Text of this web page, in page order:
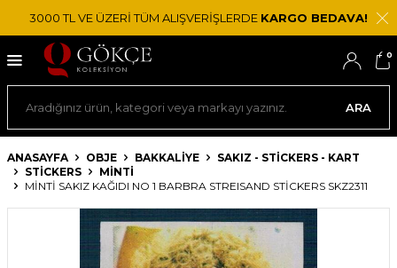
3000 TL VE ÜZERİ TÜM ALIŞVERİŞLERDE KARGO BEDAVA!
ARA
0
ANASAYFA OBJE BAKKALIYE
SAKIZ - STICKERS - KART
STICKERS
MINTI
MİNTİ SAKIZ KAĞIDI NO 1 BARBRA STREISAND STICKERS SKZ2311